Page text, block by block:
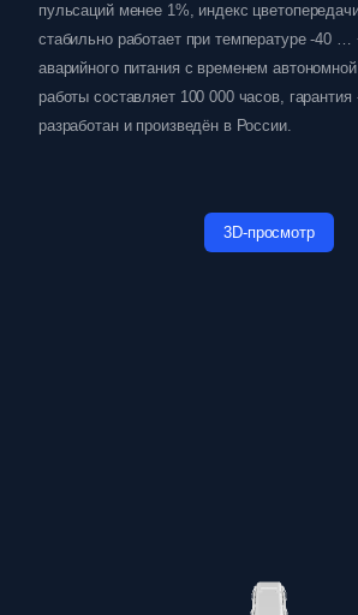
пульсаций менее 1%, индекс
стабильно работает при температуре -40 …
аварийного питания с временем
работы составляет 100 000 часов,
разработан и произведён в России.
3D-просмотр